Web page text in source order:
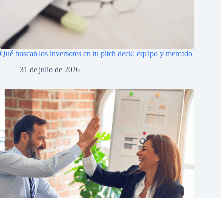
Qué buscan los inversores en tu pitch deck: equipo y mercado
31 de julio de 2026